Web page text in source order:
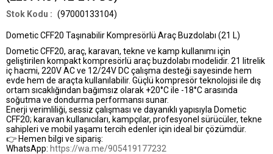
(97000133104)
Dometic CFF20 Taşınabilir Kompresörlü Araç Buzdolabı (21 L)
DometicCFF20, araç, karavan, tekne ve kamp kullanımı için
geliştirilen kompakt kompresörlü araç buzdolabı modelidir. 21 litrelik
iç hacmi, 220V AC ve 12/24V DCçalışma desteği sayesinde hem
evde hem de araçta kullanılabilir. Güçlü kompresör teknolojisi ile dış
ortam sıcaklığından bağımsız olarak +20°C ile -18°Carasında
soğutma ve dondurma performansı sunar.
Enerji verimliliği, sessiz çalışması ve dayanıklı yapısıyla Dometic
CFF20; karavan kullanıcıları, kampçılar, profesyonel sürücüler, tekne
sahipleri ve mobil yaşamı tercih edenler için ideal bir çözümdür.
👉 Hemen bilgi ve sipariş:
WhatsApp: https://wa.me/905419177232